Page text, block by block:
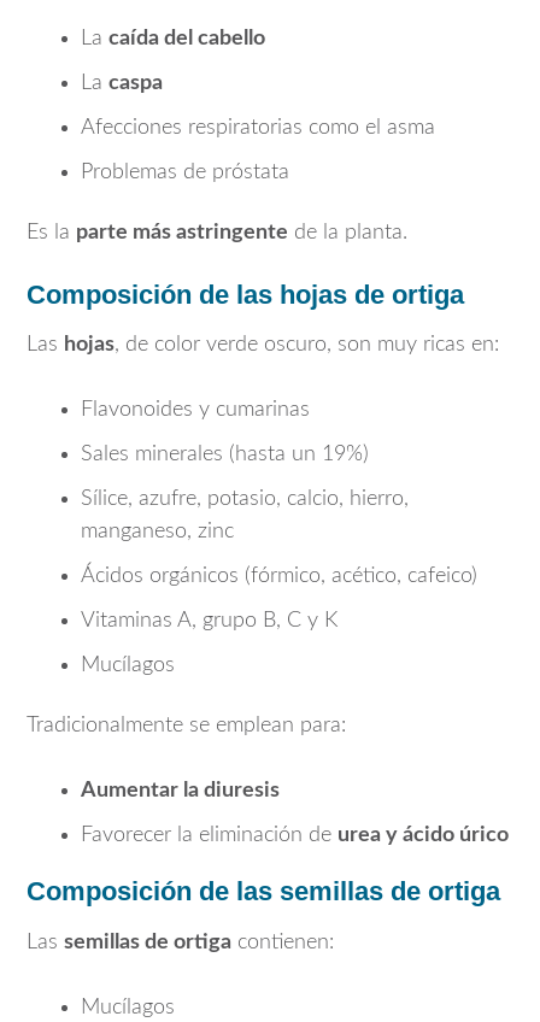
La caída del cabello
La caspa
Afecciones respiratorias como el asma
Problemas de próstata
Es la parte más astringente de la planta.
Composición de las hojas de ortiga
Las hojas, de color verde oscuro, son muy ricas en:
Flavonoides y cumarinas
Sales minerales (hasta un 19%)
Sílice, azufre, potasio, calcio, hierro,
manganeso, zinc
Ácidos orgánicos (fórmico, acético, cafeico)
Vitaminas A, grupo B, C y K
Mucílagos
Tradicionalmente se emplean para:
Aumentar la diuresis
Favorecer la eliminación de urea y ácido úrico
Composición de las semillas de ortiga
Las semillas de ortiga contienen:
Mucílagos